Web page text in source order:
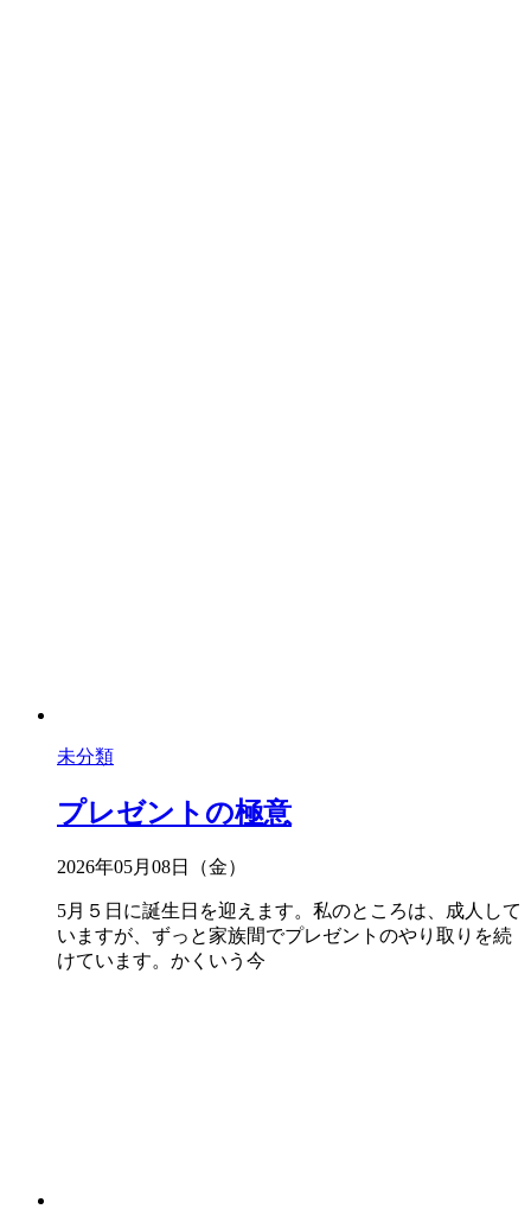
未分類
プレゼントの極意
2026年05月08日（金）
5月５日に誕生日を迎えます。私のところは、成人して
いますが、ずっと家族間でプレゼントのやり取りを続
けています。かくいう今